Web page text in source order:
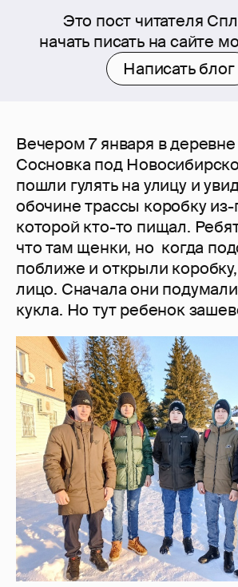
Это пост читателя
начать писать на сайте
Написать блог
Вечером 7 января в деревне
Сосновка под
пошли гулять на улицу и
обочине трассы коробку
которой кто-то пищал.
что там щенки, но когда
поближе и открыли
лицо. Сначала они
кукла. Но тут ребенок